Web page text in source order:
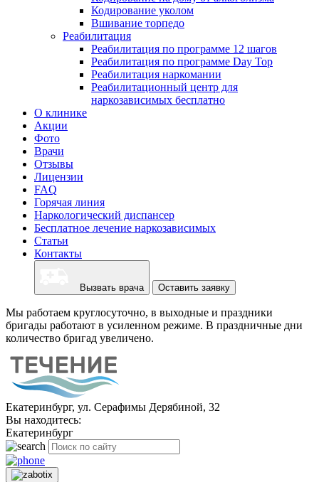
Кодирование уколом
Вшивание торпедо
Реабилитация
Реабилитация по программе 12 шагов
Реабилитация по программе Day Top
Реабилитация наркомании
Реабилитационный центр для
наркозависимых бесплатно
О клинике
Акции
Фото
Врачи
Отзывы
Лицензии
FAQ
Горячая линия
Наркологический диспансер
Бесплатное лечение наркозависимых
Статьи
Контакты
Вызвать врача Оставить заявку
Мы работаем круглосуточно, в выходные и праздники
бригады работают в усиленном режиме. В праздничные дни
количество бригад увеличено.
Екатеринбург, ул. Серафимы Дерябиной, 32
Вы находитесь:
Екатеринбург